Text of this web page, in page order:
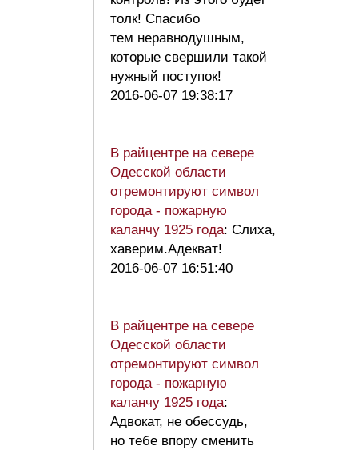
толк! Спасибо
тем неравнодушным,
которые свершили такой
нужный поступок!
2016-06-07 19:38:17
В райцентре на севере
Одесской области
отремонтируют символ
города - пожарную
каланчу 1925 года: Слиха,
хаверим.Адекват!
2016-06-07 16:51:40
В райцентре на севере
Одесской области
отремонтируют символ
города - пожарную
каланчу 1925 года:
Адвокат, не обессудь,
но тебе впору сменить